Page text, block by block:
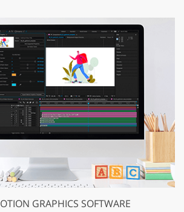
GRAPHICS SOFTWARE